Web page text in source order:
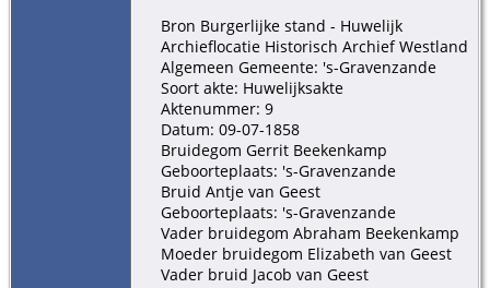
Bron Burgerlijke stand - Huwelijk
Archieflocatie Historisch Archief Westland
Algemeen Gemeente: 's-Gravenzande
Soort akte: Huwelijksakte
Aktenummer: 9
Datum: 09-07-1858
Bruidegom Gerrit Beekenkamp
Geboorteplaats: 's-Gravenzande
Bruid Antje van Geest
Geboorteplaats: 's-Gravenzande
Vader bruidegom Abraham Beekenkamp
Moeder bruidegom Elizabeth van Geest
Vader bruid Jacob van Geest